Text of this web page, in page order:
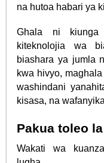
na hutoa habari ya
Ghala ni kiunga
kiteknolojia wa
biashara ya jumla
kwa hivyo,
washindani
kisasa, na
Pakua toleo
Wakati wa